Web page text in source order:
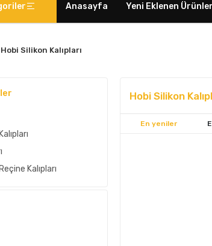
Anasayfa Yeni Eklenen Ürünler
Hobi Silikon Kalıpları
Kalıpları
Hobi Silikon
En yeniler